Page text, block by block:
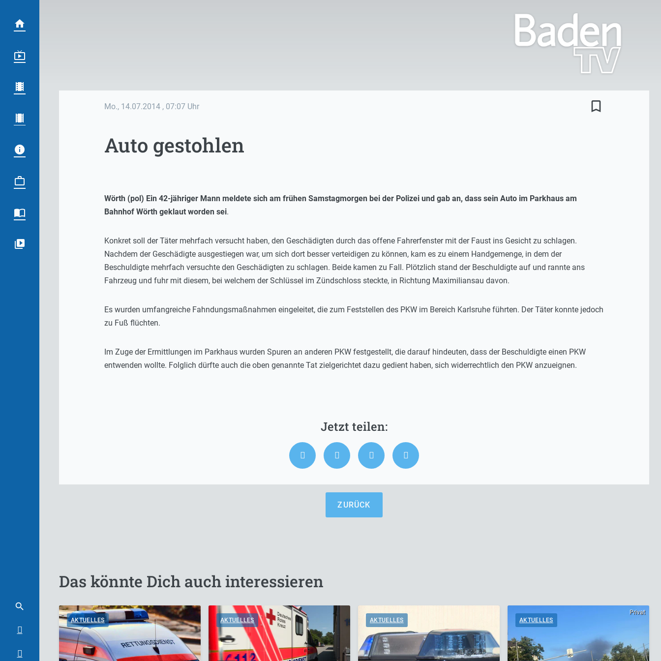
Mo., 14.07.2014 , 07:07 Uhr bookmark_border
Auto gestohlen
Wörth (pol) Ein 42-jähriger Mann meldete sich am frühen Samstagmorgen bei der Polizei und gab an, dass sein Auto im Parkhaus am
Bahnhof Wörth geklaut worden sei.
Konkret soll der Täter mehrfach versucht haben, den Geschädigten durch das offene Fahrerfenster mit der Faust ins Gesicht zu schlagen.
Nachdem der Geschädigte ausgestiegen war, um sich dort besser verteidigen zu können, kam es zu einem Handgemenge, in dem der
Beschuldigte mehrfach versuchte den Geschädigten zu schlagen. Beide kamen zu Fall. Plötzlich stand der Beschuldigte auf und rannte ans
Fahrzeug und fuhr mit diesem, bei welchem der Schlüssel im Zündschloss steckte, in Richtung Maximiliansau davon.
Es wurden umfangreiche Fahndungsmaßnahmen eingeleitet, die zum Feststellen des PKW im Bereich Karlsruhe führten. Der Täter konnte jedoch
zu Fuß flüchten.
Im Zuge der Ermittlungen im Parkhaus wurden Spuren an anderen PKW festgestellt, die darauf hindeuten, dass der Beschuldigte einen PKW
entwenden wollte. Folglich dürfte auch die oben genannte Tat zielgerichtet dazu gedient haben, sich widerrechtlich den PKW anzueignen.
ZURÜCK
Das könnte Dich auch interessieren
AKTUELLES AKTUELLES AKTUELLES
Privat
AKTUELLES